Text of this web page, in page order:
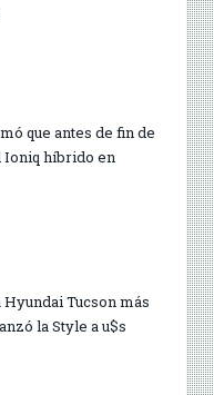
que antes de fin de
Ioniq híbrido en
Tucson más
la Style a u$s